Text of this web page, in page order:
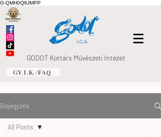
G-QMH0Q6JMPP
GODOT Kortárs Művészeti Intézet
GY.I.K./FAQ
Bejegyzés
All Posts